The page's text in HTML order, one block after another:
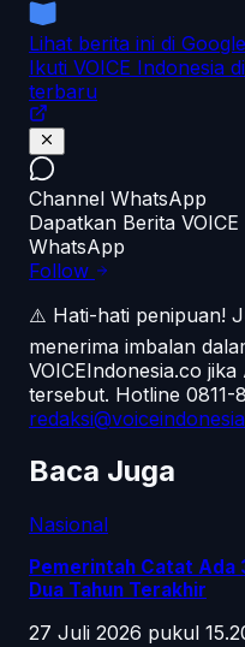
Lihat berita ini di
Ikuti VOICE Indonesia
terbaru
Channel WhatsApp
Dapatkan Berita
WhatsApp
Follow
⚠️ Hati-hati penipuan!
menerima imbalan
VOICEIndonesia.co
tersebut. Hotline 0811-
Baca Juga
Nasional
Pemerintah Catat Ada
Dua Tahun Terakhir
27 Juli 2026 pukul